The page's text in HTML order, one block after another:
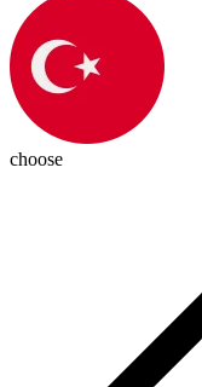
choose